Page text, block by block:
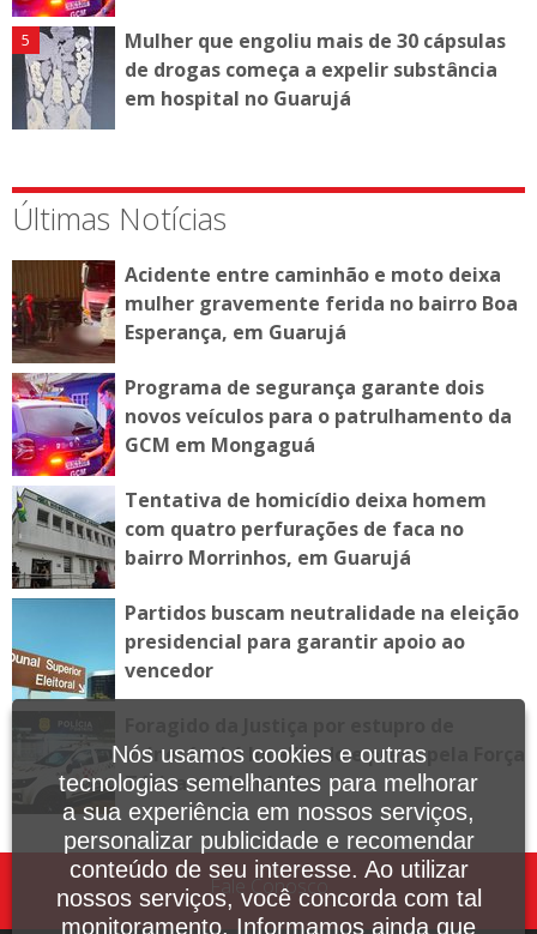
Mulher que engoliu mais de 30 cápsulas
de drogas começa a expelir substância
em hospital no Guarujá
Últimas Notícias
Acidente entre caminhão e moto deixa
mulher gravemente ferida no bairro Boa
Esperança, em Guarujá
Programa de segurança garante dois
novos veículos para o patrulhamento da
GCM em Mongaguá
Tentativa de homicídio deixa homem
com quatro perfurações de faca no
bairro Morrinhos, em Guarujá
Partidos buscam neutralidade na eleição
presidencial para garantir apoio ao
vencedor
vulnerável é localizado e preso pela Força
Tática em Itanhaém
Fale Conosco
Nós usamos cookies e outras
tecnologias semelhantes para melhorar
a sua experiência em nossos serviços,
personalizar publicidade e recomendar
conteúdo de seu interesse. Ao utilizar
nossos serviços, você concorda com tal
monitoramento. Informamos ainda que